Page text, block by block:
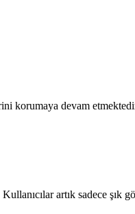
korumaya devam
artık sadece